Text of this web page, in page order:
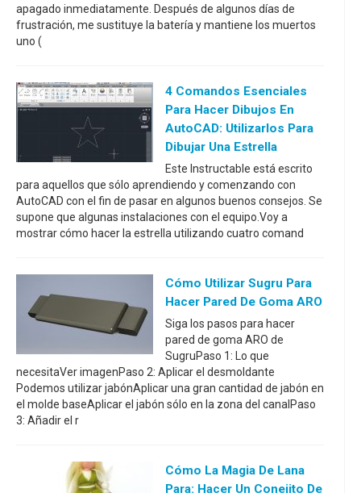
apagado inmediatamente. Después de algunos días de
frustración, me sustituye la batería y mantiene los muertos
uno (
4 Comandos Esenciales
Para Hacer Dibujos En
AutoCAD: Utilizarlos Para
Dibujar Una Estrella
Este Instructable está escrito
para aquellos que sólo aprendiendo y comenzando con
AutoCAD con el fin de pasar en algunos buenos consejos. Se
supone que algunas instalaciones con el equipo.Voy a
mostrar cómo hacer la estrella utilizando cuatro comand
Cómo Utilizar Sugru Para
Hacer Pared De Goma ARO
Siga los pasos para hacer
pared de goma ARO de
SugruPaso 1: Lo que
necesitaVer imagenPaso 2: Aplicar el desmoldante
Podemos utilizar jabónAplicar una gran cantidad de jabón en
el molde baseAplicar el jabón sólo en la zona del canalPaso
3: Añadir el r
Cómo La Magia De Lana
Para: Hacer Un Conejito De